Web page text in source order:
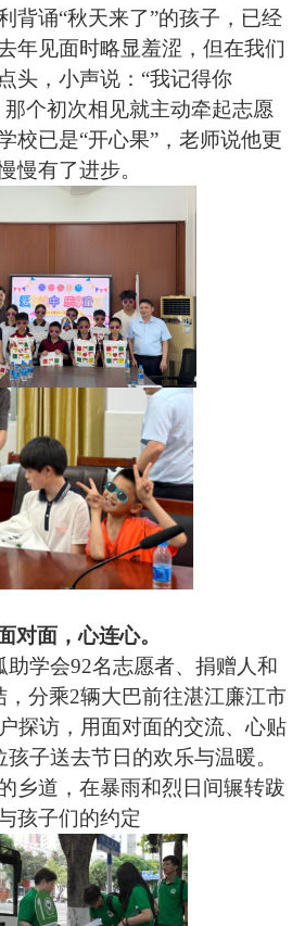
背诵“秋天来了”的孩子，已经
年见面时略显羞涩，但在我们
头，小声说：“我记得你
个初次相见就主动牵起志愿
校已是“开心果”，老师说他更
慢有了进步。
面，心连心。
助学会92名志愿者、捐赠人和
，分乘2辆大巴前往湛江廉江市
探访，用面对面的交流、心贴
子送去节日的欢乐与温暖。
乡道，在暴雨和烈日间辗转跋
孩子们的约定